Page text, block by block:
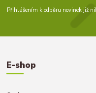
Přihlášením k odběru novinek již
E-shop